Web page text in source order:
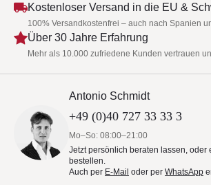
Kostenloser Versand in die EU &
100% Versandkostenfrei – auch nach Spanien
Über 30 Jahre Erfahrung
Mehr als 10.000 zufriedene Kunden vertrauen
Antonio Schmidt
+49 (0)40 727 33 33 3
Mo–So: 08:00–21:00
Jetzt persönlich beraten lassen, oder
bestellen.
Auch per E-Mail oder per WhatsApp